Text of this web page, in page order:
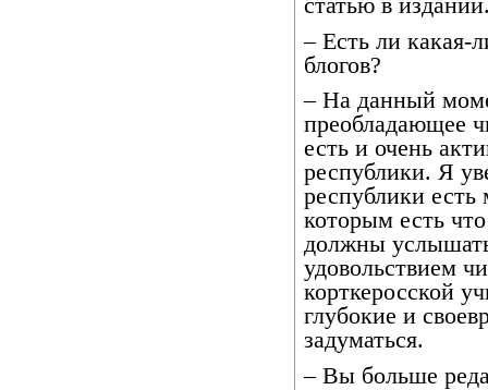
статью в
– Есть ли какая-
блогов?
– На данный
преобладающее
есть и очень
республики. Я
республики
которым есть
должны
удовольствием
корткеросской
глубокие и
задуматься.
– Вы больше